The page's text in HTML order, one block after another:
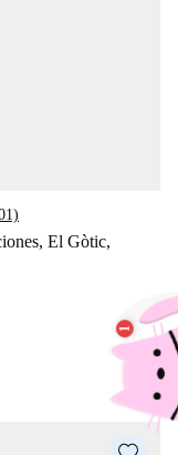
El Gòtic,